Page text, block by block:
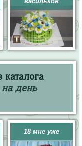
день
18 мне уже